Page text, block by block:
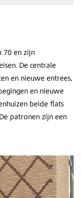
70 en zijn
De centrale
en nieuwe entrees,
en nieuwe
beide flats
patronen zijn een